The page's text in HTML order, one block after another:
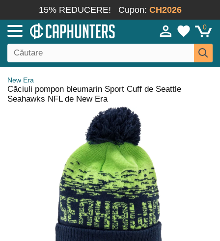
15% REDUCERE! Cupon: CH2026
0
New Era
Căciuli pompon bleumarin Sport Cuff de Seattle
Seahawks NFL de New Era